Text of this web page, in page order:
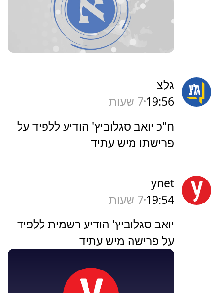
גלצ
19:56 7 שעות
ח"כ יואב סגלוביץ' הודיע ללפיד על
פרישתו מיש עתיד
ynet
19:54 7 שעות
יואב סגלוביץ' הודיע רשמית ללפיד
על פרישה מיש עתיד